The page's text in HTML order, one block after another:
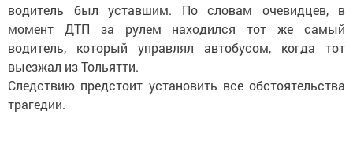
водитель был уставшим. По словам очевидцев, в
момент ДТП за рулем находился тот же самый
водитель, который управлял автобусом, когда тот
выезжал из Тольятти.
Следствию предстоит установить все обстоятельства
трагедии.